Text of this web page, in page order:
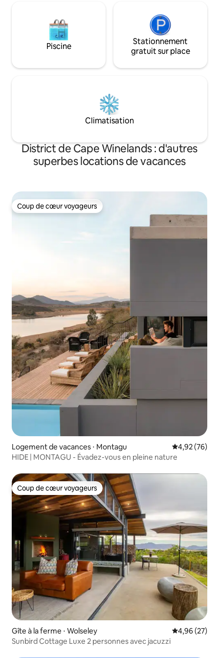
Piscine
Stationnement
gratuit sur place
Climatisation
District de Cape Winelands : d'autres
superbes locations de vacances
Coup de cœur voyageurs
Coup de cœur voyageurs
Logement de vacances ⋅ Montagu Évaluation
4,92 (76)
HIDE | MONTAGU - Évadez-vous en pleine nature
Coup de cœur voyageurs
Coup de cœur voyageurs
Gîte à la ferme ⋅ Wolseley Évaluation
4,96 (27)
Sunbird Cottage Luxe 2 personnes avec jacuzzi